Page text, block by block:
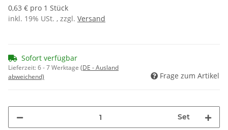
0,63 € pro 1 Stück
inkl. 19% USt. , zzgl. Versand
Sofort verfügbar
Lieferzeit:6 - 7 Werktage (DE - Ausland
abweichend)
Frage zum Artikel
Set